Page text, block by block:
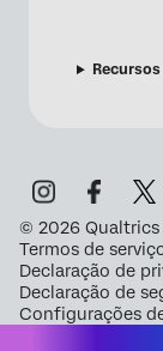
© 2026 Qualtrics
Termos de
Declaração de
Declaração de
Configurações